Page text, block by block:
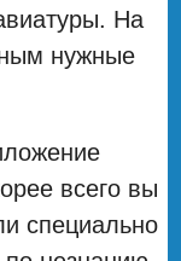
На
нужные
всего вы
специально